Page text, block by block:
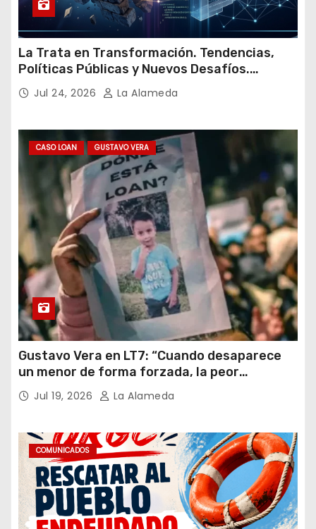
La Trata en Transformación. Tendencias,
Políticas Públicas y Nuevos Desafíos.
Argentina y el Mundo – Julio 2026
Jul 24, 2026 La Alameda
CASO LOAN GUSTAVO VERA
Gustavo Vera en LT7: “Cuando desaparece
un menor de forma forzada, la peor
hipótesis es trata, y así debe seguir
caratulado el caso Loan”
Jul 19, 2026 La Alameda
COMUNICADOS